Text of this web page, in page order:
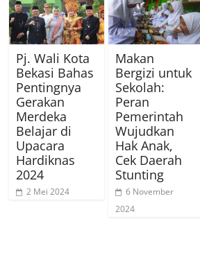
Pj. Wali Kota
Bekasi Bahas
Pentingnya
Gerakan
Merdeka
Belajar di
Upacara
Hardiknas
2024
2 Mei 2024
Makan
Bergizi untuk
Sekolah:
Peran
Pemerintah
Wujudkan
Hak Anak,
Cek Daerah
Stunting
6 November
2024